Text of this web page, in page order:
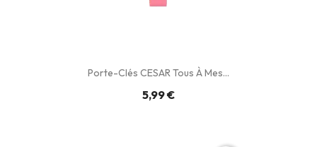
Porte-Clés CESAR Tous À Mes...
5,99 €